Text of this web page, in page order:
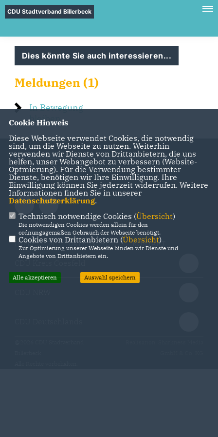
CDU Stadtverband Billerbeck
Dies könnte Sie auch interessieren...
Meldungen (1)
In Bewegung
bleiben
Herzlich Willkommen beim CDU Stadtverband Billerbeck.
Aktuelle Informationen rund um kommunale und
landspolitische Themen
IMPRESSUM DATENSCHUTZ KONTAKT
Cookie Hinweis
Diese Webseite verwendet Cookies, die notwendig
sind, um die Webseite zu nutzen. Weiterhin
verwenden wir Dienste von Drittanbietern, die uns
helfen, unser Webangebot zu verbessern (Website-
Optmierung). Für die Verwendung bestimmter
Dienste, benötigen wir Ihre Einwilligung. Ihre
Einwilligung können Sie jederzeit widerrufen. Weitere
Informationen finden Sie in unserer
Datenschutzerklärung.
Technisch notwendige Cookies (Übersicht)
Die notwendigen Cookies werden allein für den
ordnungsgemäßen Gebrauch der Webseite benötigt.
Cookies von Drittanbietern (Übersicht)
Zur Optimierung unserer Webseite binden wir Dienste und
Angebote von Drittanbietern ein.
Alle akzeptieren Auswahl speichern